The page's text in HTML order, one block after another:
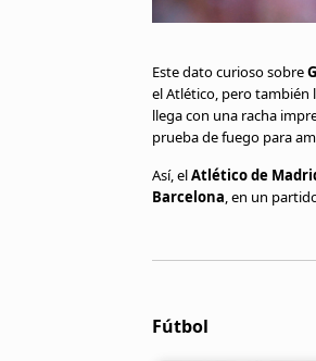
Este dato curioso sobre
el Atlético, pero también
llega con una racha
prueba de fuego para
Así, elAtlético de
Barcelona, en un
Fútbol